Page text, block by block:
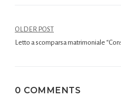
OLDER POST
Letto a scomparsa matrimoniale
0 COMMENTS